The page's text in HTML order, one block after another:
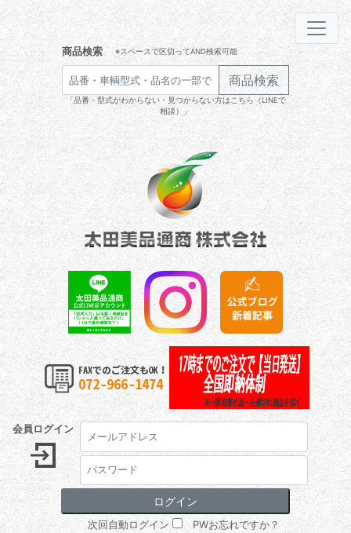
商品検索 ※スペースで区切ってAND検索可能
商品検索
「品番・型式がわからない・見つからない方はこちら（LINEで
相談）」
会員ログイン
次回自動ログイン PWお忘れですか？